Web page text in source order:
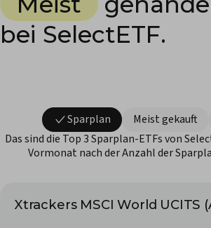
bei SelectETF.
Sparplan Meist gekauft
Das sind die Top 3 Sparplan-ETFs von
Vormonat nach der Anzahl der
Xtrackers MSCI World UCITS